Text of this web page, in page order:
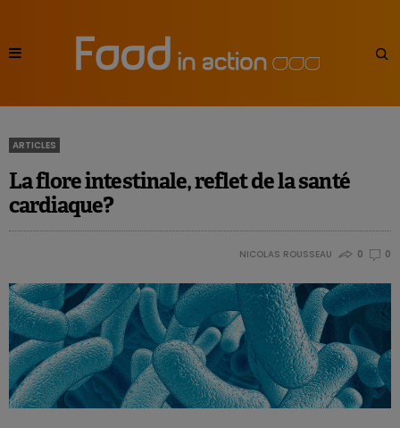
ARTICLES
La flore intestinale, reflet de la santé
cardiaque?
NICOLAS ROUSSEAU 0 0